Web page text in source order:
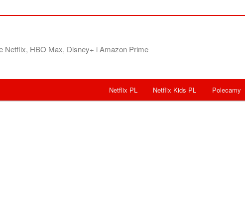
Netflix, HBO Max, Disney+ i Amazon Prime
Polecamy
Netflix Kids PL
Netflix PL